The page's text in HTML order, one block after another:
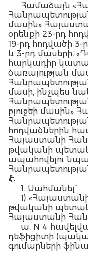
Համաձայն
մասին»
օրենքի 23-րդ
19-րդ հոդվածի 3-
և 3-րդ մասերի,
հարկադիր
ծառայության
մասի, ինչպես
բյուջեի մասին»
հոդվածներին
Հայաստանի
թվականի
ապահովելու
է.
1. Սահմանել`
1)
թվականի
Հայաստանի
ա. N 4
դեֆիցիտի
գումարների